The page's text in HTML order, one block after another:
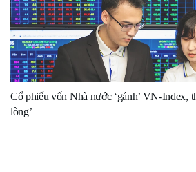
Cổ phiếu vốn Nhà nước ‘gánh’ VN-Index,
lòng’